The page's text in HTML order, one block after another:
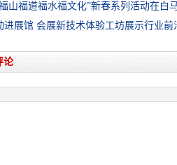
山福道福水福文化”新春系列活动在白
进展馆 会展新技术体验工坊展示行业前
论